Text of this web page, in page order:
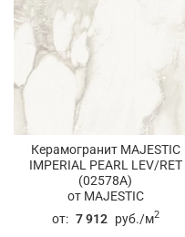
Керамогранит MAJESTIC
IMPERIAL PEARL LEV/RET
(02578A)
от MAJESTIC
от: 7 912 руб./м2